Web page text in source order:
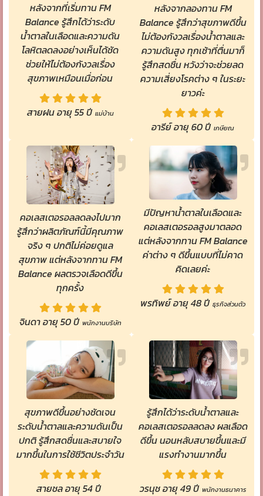
หลังจากที่เริ่มทาน FM
Balance รู้สึกได้ว่าระดับ
น้ำตาลในเลือดและความดัน
โลหิตลดลงอย่างเห็นได้ชัด
ช่วยให้ไม่ต้องกังวลเรื่อง
สุขภาพเหมือนเมื่อก่อน
สายฝน อายุ 55 ปี แม่บ้าน
หลังจากลองทาน FM
Balance รู้สึกว่าสุขภาพดีขึ้น
ไม่ต้องกังวลเรื่องน้ำตาลและ
ความดันสูง ทุกเช้าที่ตื่นมาก็
รู้สึกสดชื่น หวังว่าจะช่วยลด
ความเสี่ยงโรคต่าง ๆ ในระยะ
ยาวค่ะ
อารีย์ อายุ 60 ปี เกษียณ
คอเลสเตอรอลลดลงไปมาก
รู้สึกว่าผลิตภัณฑ์นี้มีคุณภาพ
จริง ๆ ปกติไม่ค่อยดูแล
สุขภาพ แต่หลังจากทาน FM
Balance ผลตรวจเลือดดีขึ้น
ทุกครั้ง
จินดา อายุ 50 ปี พนักงานบริษัท
มีปัญหาน้ำตาลในเลือดและ
คอเลสเตอรอลสูงมาตลอด
แต่หลังจากทาน FM Balance
ค่าต่าง ๆ ดีขึ้นแบบที่ไม่คาด
คิดเลยค่ะ
พรทิพย์ อายุ 48 ปี ธุรกิจส่วนตัว
สุขภาพดีขึ้นอย่างชัดเจน
ระดับน้ำตาลและความดันเป็น
ปกติ รู้สึกสดชื่นและสบายใจ
มากขึ้นในการใช้ชีวิตประจำวัน
สายชล อายุ 54 ปี
รู้สึกได้ว่าระดับน้ำตาลและ
คอเลสเตอรอลลดลง ผลเลือด
ดีขึ้น นอนหลับสบายขึ้นและมี
แรงทำงานมากขึ้น
วรนุช อายุ 49 ปี พนักงานธนาคาร